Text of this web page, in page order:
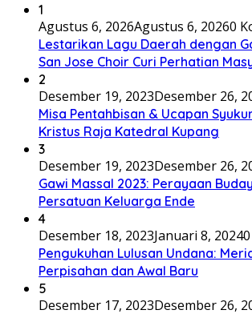
1
Agustus 6, 2026Agustus 6, 20260
Lestarikan Lagu Daerah dengan
San Jose Choir Curi Perhatian
2
Desember 19, 2023Desember 26,
Misa Pentahbisan & Ucapan
Kristus Raja Katedral Kupang
3
Desember 19, 2023Desember 26,
Gawi Massal 2023: Perayaan
Persatuan Keluarga Ende
4
Desember 18, 2023Januari 8, 2024
Pengukuhan Lulusan Undana:
Perpisahan dan Awal Baru
5
Desember 17, 2023Desember 26,